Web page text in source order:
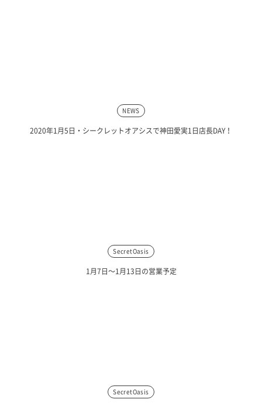
NEWS
2020年1月5日・シークレットオアシスで神田愛実1日店長DAY！
SecretOasis
1月7日〜1月13日の営業予定
SecretOasis